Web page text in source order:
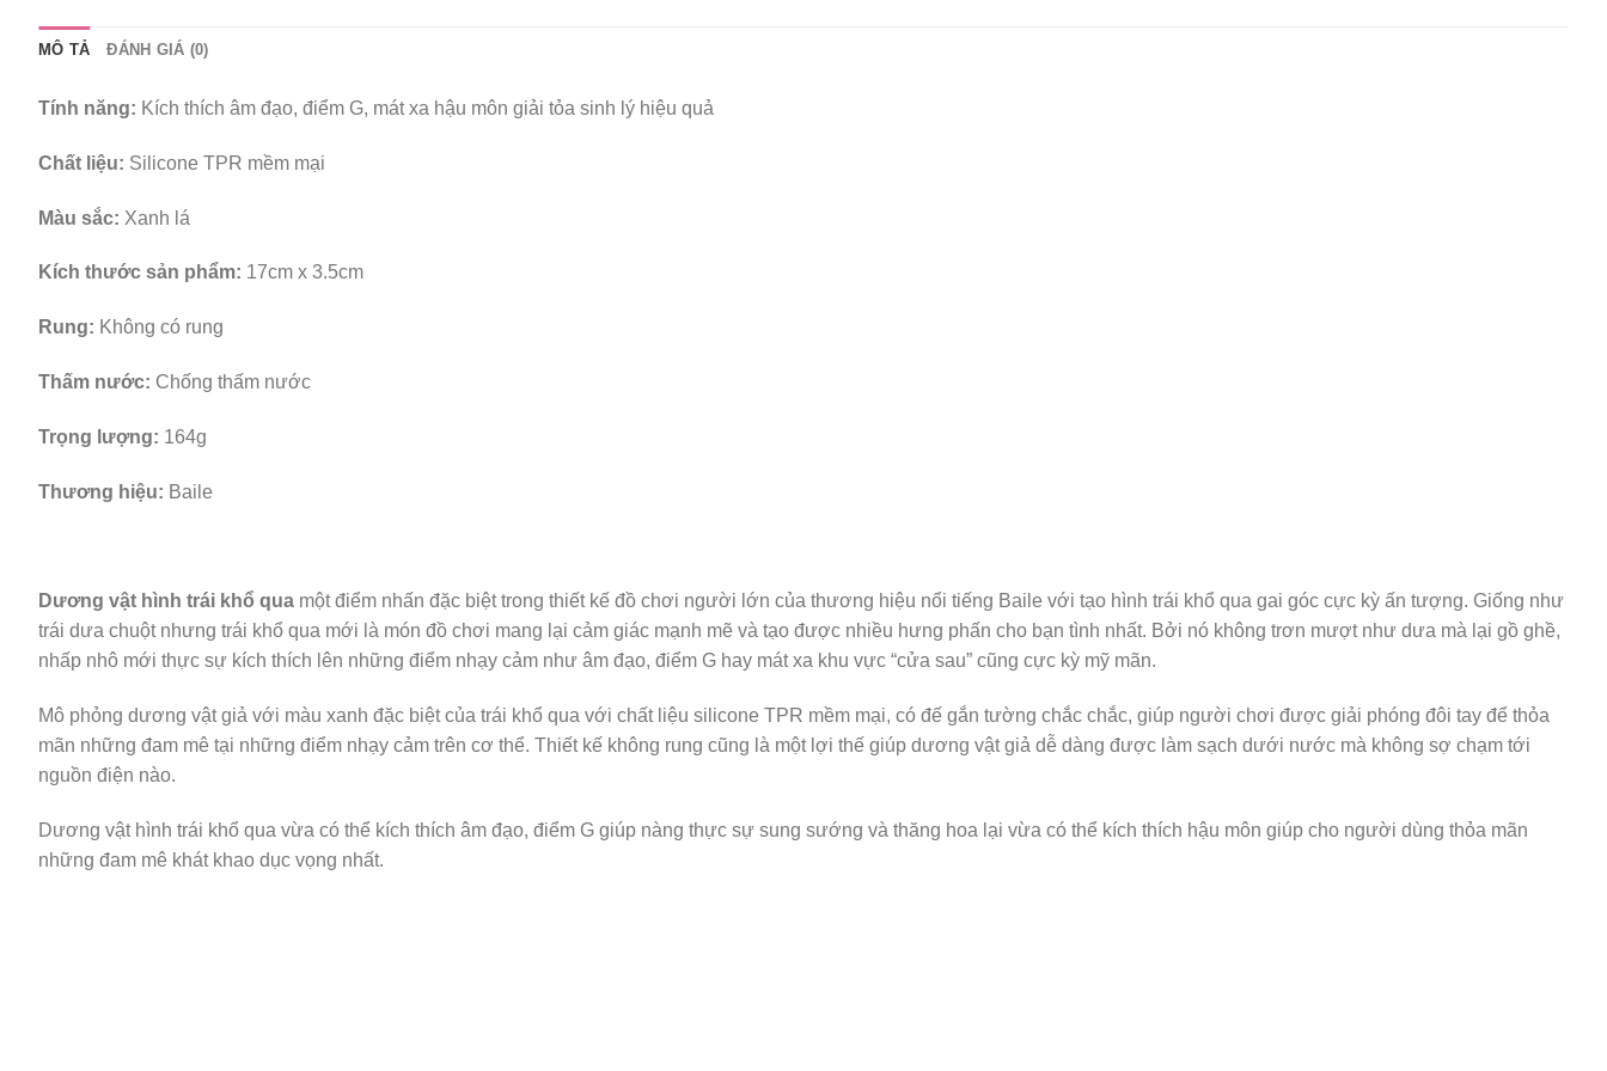
MÔ TẢ ĐÁNH GIÁ (0)
Tính năng: Kích thích âm đạo, điểm G, mát xa hậu môn giải tỏa sinh lý hiệu quả
Chất liệu: Silicone TPR mềm mại
Màu sắc: Xanh lá
Kích thước sản phẩm: 17cm x 3.5cm
Rung: Không có rung
Thấm nước: Chống thấm nước
Trọng lượng: 164g
Thương hiệu: Baile
Dương vật hình trái khổ qua một điểm nhấn đặc biệt trong thiết kế đồ chơi người lớn của thương hiệu nổi tiếng Baile với tạo hình trái khổ qua gai góc cực kỳ ấn tượng. Giống như
trái dưa chuột nhưng trái khổ qua mới là món đồ chơi mang lại cảm giác mạnh mẽ và tạo được nhiều hưng phấn cho bạn tình nhất. Bởi nó không trơn mượt như dưa mà lại gồ ghề,
nhấp nhô mới thực sự kích thích lên những điểm nhạy cảm như âm đạo, điểm G hay mát xa khu vực “cửa sau” cũng cực kỳ mỹ mãn.
Mô phỏng dương vật giả với màu xanh đặc biệt của trái khổ qua với chất liệu silicone TPR mềm mại, có đế gắn tường chắc chắc, giúp người chơi được giải phóng đôi tay để thỏa
mãn những đam mê tại những điểm nhạy cảm trên cơ thể. Thiết kế không rung cũng là một lợi thế giúp dương vật giả dễ dàng được làm sạch dưới nước mà không sợ chạm tới
nguồn điện nào.
Dương vật hình trái khổ qua vừa có thể kích thích âm đạo, điểm G giúp nàng thực sự sung sướng và thăng hoa lại vừa có thể kích thích hậu môn giúp cho người dùng thỏa mãn
những đam mê khát khao dục vọng nhất.